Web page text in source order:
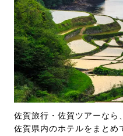
佐賀旅行・佐賀ツアーなら
佐賀県内のホテルをまとめ